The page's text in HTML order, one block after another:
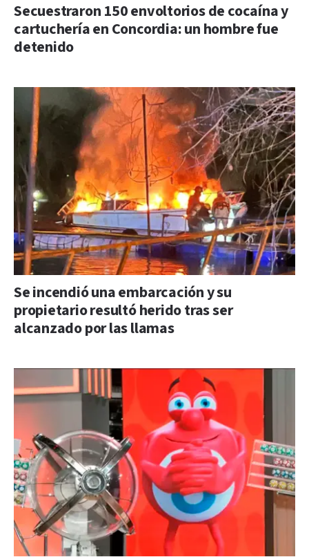
Secuestraron 150 envoltorios de cocaína y
cartuchería en Concordia: un hombre fue
detenido
Se incendió una embarcación y su
propietario resultó herido tras ser
alcanzado por las llamas